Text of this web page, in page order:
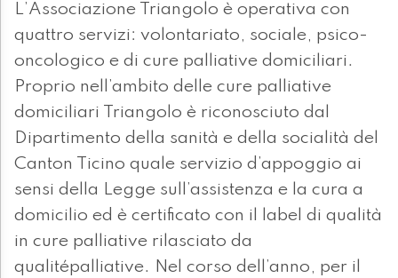
L’Associazione Triangolo è operativa con
quattro servizi: volontariato, sociale, psico-
oncologico e di cure palliative domiciliari.
Proprio nell’ambito delle cure palliative
domiciliari Triangolo è riconosciuto dal
Dipartimento della sanità e della socialità del
Canton Ticino quale servizio d’appoggio ai
sensi della Legge sull’assistenza e la cura a
domicilio ed è certificato con il label di qualità
in cure palliative rilasciato da
qualitépalliative. Nel corso dell’anno, per il